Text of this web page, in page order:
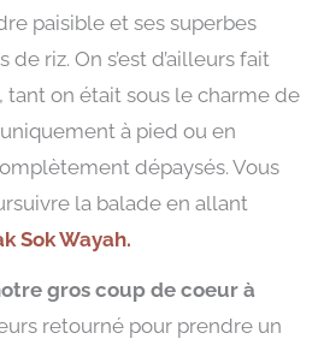
paisible et ses superbes
riz. On s’est d’ailleurs fait
tant on était sous le charme de
à pied ou en
dépaysés. Vous
la balade en allant
Sok Wayah.
gros coup de coeur à
retourné pour prendre un